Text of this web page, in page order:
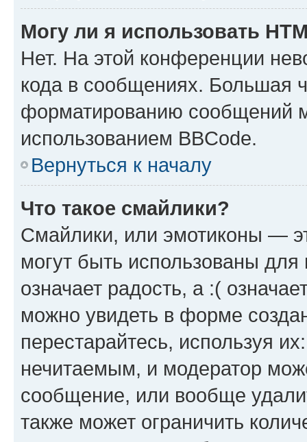
Могу ли я использовать
Нет. На этой конференции
кода в сообщениях. Большая
форматированию сообщений
использованием BBCode.
Вернуться к началу
Что такое смайлики?
Смайлики, или эмотиконы —
могут быть использованы
означает радость, а :(
можно увидеть в форме
перестарайтесь, используя
нечитаемым, и модератор
сообщение, или вообще
также может ограничить